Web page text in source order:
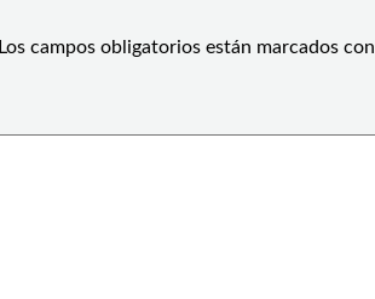
Los campos obligatorios están marcados con